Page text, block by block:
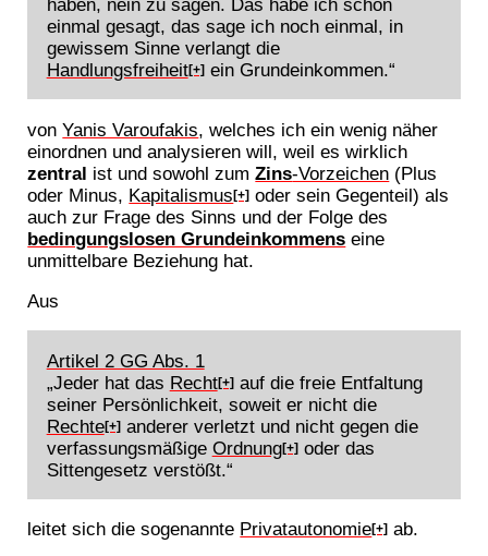
einmal gesagt, das sage ich noch einmal, in
gewissem Sinne verlangt die
Handlungsfreiheit[+]ein Grundeinkommen.“
vonYanis Varoufakis, welches ich ein wenig näher
einordnen und analysieren will, weil es wirklich
zentral ist und sowohl zumZins-Vorzeichen (Plus
oder Minus, Kapitalismus[+] oder sein Gegenteil) als
auch zur Frage des Sinns und der Folge des
bedingungslosen Grundeinkommens eine
unmittelbare Beziehung hat.
Aus
Artikel 2 GG Abs. 1
„Jeder hat das Recht[+]auf die freie Entfaltung
seiner Persönlichkeit, soweit er nicht die
Rechte[+]anderer verletzt und nicht gegen die
verfassungsmäßige Ordnung[+]oder das
Sittengesetz verstößt.“
leitet sich die sogenannte Privatautonomie[+] ab.